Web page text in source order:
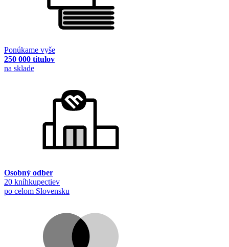
Ponúkame vyše
250 000 titulov
na sklade
Osobný odber
20 kníhkupectiev
po celom Slovensku